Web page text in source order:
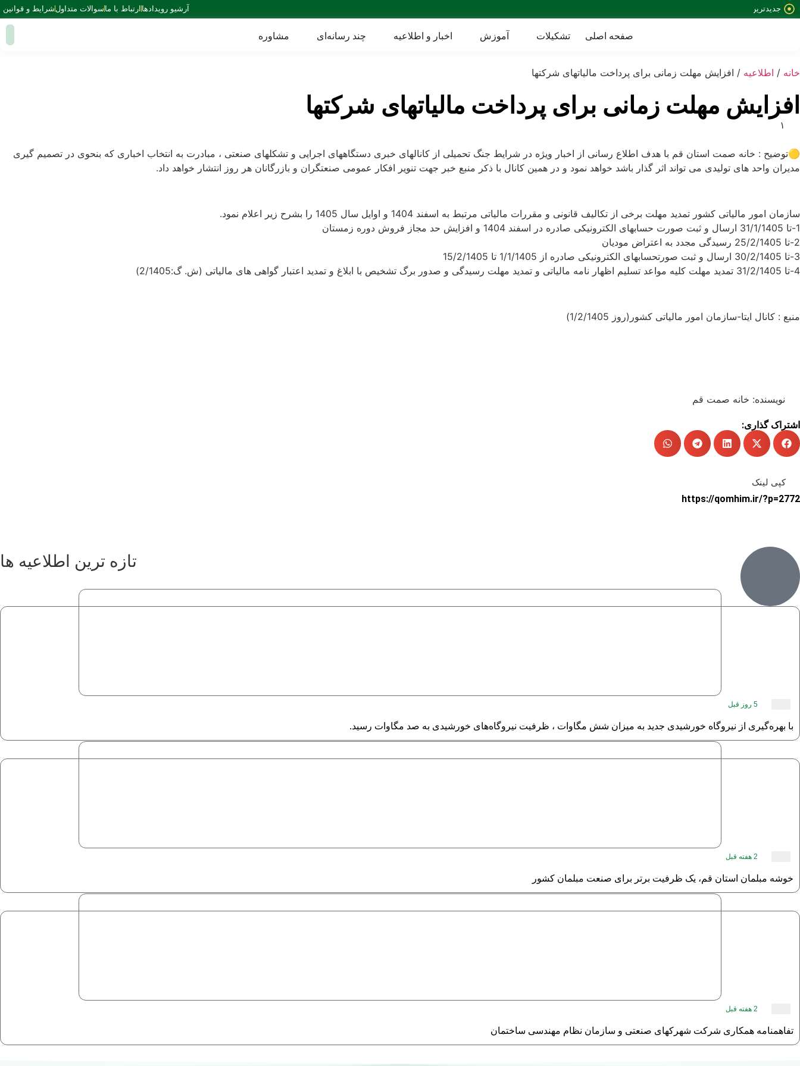
جدیدترین
خبرها:
آرشیو رویدادها ارتباط با ما سوالات متداول شرایط و قوانین
صفحه اصلی تشکیلات آموزش اخبار و اطلاعیه چند رسانه‌ای مشاوره
خانه / اطلاعیه / افزایش مهلت زمانی برای پرداخت مالیاتهای شرکتها
افزایش مهلت زمانی برای پرداخت مالیاتهای شرکتها
۱
۰
۵
-
۰
۲
🟡توضیح : خانه صمت استان قم با هدف اطلاع رسانی از اخبار ویژه در شرایط جنگ تحمیلی از کانالهای خبری دستگاههای اجرایی و تشکلهای صنعتی ، مبادرت به انتخاب اخباری که بنحوی در تصمیم گیری
مدیران واحد های تولیدی می تواند اثر گذار باشد خواهد نمود و در همین کانال با ذکر منبع خبر جهت تنویر افکار عمومی صنعتگران و بازرگانان هر روز انتشار خواهد داد.
سازمان امور مالیاتی کشور تمدید مهلت برخی از تکالیف قانونی و مقررات مالیاتی مرتبط به اسفند 1404 و اوایل سال 1405 را بشرح زیر اعلام نمود.
1-تا 31/1/1405 ارسال و ثبت صورت حسابهای الکترونیکی صادره در اسفند 1404 و افزایش حد مجاز فروش دوره زمستان
2-تا 25/2/1405 رسیدگی مجدد به اعتراض مودیان
3-تا 30/2/1405 ارسال و ثبت صورتحسابهای الکترونیکی صادره از 1/1/1405 تا 15/2/1405
4-تا 31/2/1405 تمدید مهلت کلیه مواعد تسلیم اظهار نامه مالیاتی و تمدید مهلت رسیدگی و صدور برگ تشخیص با ابلاغ و تمدید اعتبار گواهی های مالیاتی (ش. گ:2/1405)
منبع : کانال ایتا-سازمان امور مالیاتی کشور(روز 1/2/1405)
نویسنده: خانه صمت قم
اشتراک گذاری:
کپی لینک
https://qomhim.ir/?p=2772
تازه ترین اطلاعیه ها
5 روز قبل
با بهره‌گیری از نیروگاه خورشیدی جدید به میزان شش مگاوات ، ظرفیت نیروگاه‌های خورشیدی به صد مگاوات رسید.
2 هفته قبل
خوشه مبلمان استان قم، یک ظرفیت برتر برای صنعت مبلمان کشور
2 هفته قبل
تفاهمنامه همکاری شرکت شهرکهای صنعتی و سازمان نظام مهندسی ساختمان